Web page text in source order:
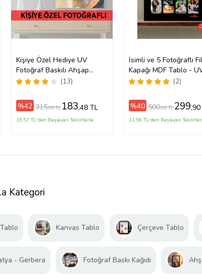
Kişiye Özel Hediye UV
Fotoğraf Baskılı Ahşap
Tablo Duvar Dekoru
(13)
%42 315,00 TL 183,48 TL
19,57 TL'den Başlayan Taksitlerle
İsimli ve 5 Fotoğraflı
Kapağı MDF Tablo -
Baskı - 20x30 ve 30x40
(2)
%40 500,00 TL 299
31,98 TL'den Başlayan
Kategori
Kanvas Tablo Çerçeve Tablo
- Gerbera Fotoğraf Baskı Kağıdı